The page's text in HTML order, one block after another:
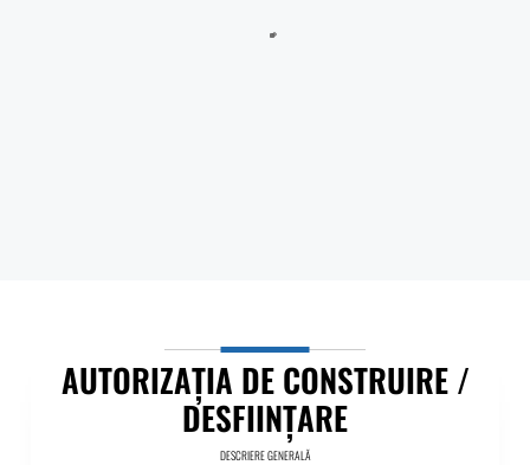
din Judetul Vâlcea , proprietarii sau detinățorii acestora, precum
AUTORIZAŢIA DE CONSTRUIRE /
DESFIINŢARE
DESCRIERE GENERALĂ